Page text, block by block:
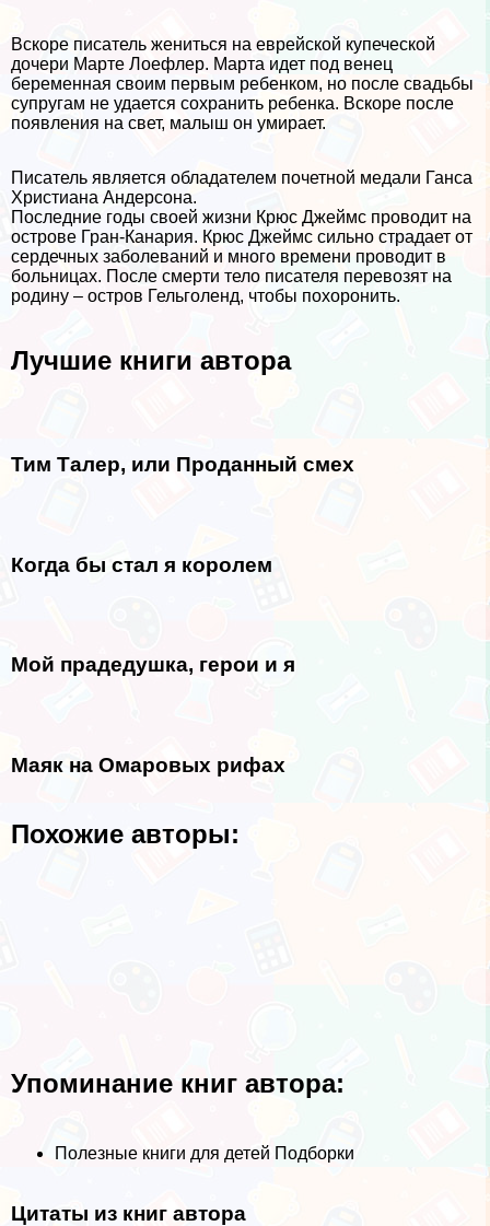
Вскоре писатель жениться на еврейской купеческой
дочери Марте Лоефлер. Марта идет под венец
беременная своим первым ребенком, но после свадьбы
супругам не удается сохранить ребенка. Вскоре после
появления на свет, малыш он умирает.
Писатель является обладателем почетной медали Ганса
Христиана Андерсона.
Последние годы своей жизни Крюс Джеймс проводит на
острове Гран-Канария. Крюс Джеймс сильно страдает от
сердечных заболеваний и много времени проводит в
больницах. После cмepти тело писателя перевозят на
родину – остров Гельголенд, чтобы похоронить.
Лучшие книги автора
Тим Талер, или Проданный смех
Когда бы стал я королем
Мой прадедушка, герои и я
Маяк на Омаровых рифах
Похожие авторы:
Упоминание книг автора:
Полезные книги для детей Подборки
Цитаты из книг автора